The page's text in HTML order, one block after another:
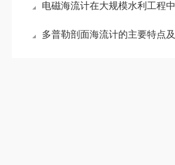
电磁海流计在大规模水利工程中的作用
多普勒剖面海流计的主要特点及结构组成